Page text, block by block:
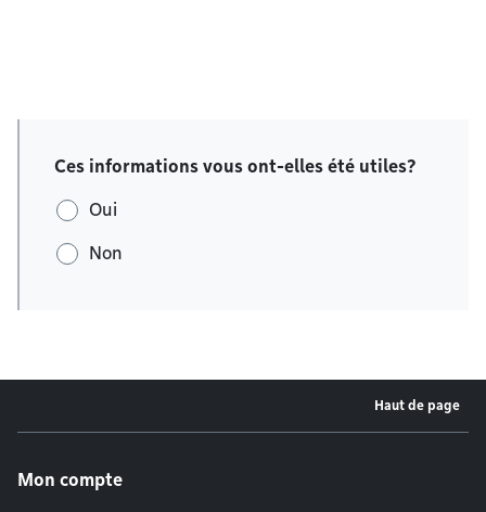
Ces informations vous ont-elles été utiles?
Oui
Non
Haut de page
Mon compte